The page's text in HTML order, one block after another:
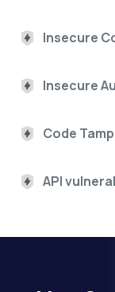
Insecure
Insecure
Code
API